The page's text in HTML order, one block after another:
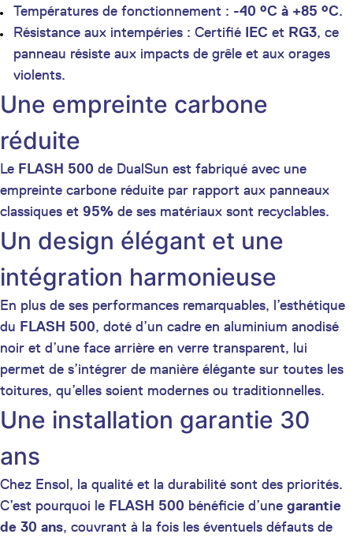
Températures de fonctionnement : -40 °C à +85 °C.
Résistance aux intempéries : Certifié IEC et RG3, ce
panneau résiste aux impacts de grêle et aux orages
violents.
Une empreinte carbone
réduite
Le FLASH 500 de DualSun est fabriqué avec une
empreinte carbone réduite par rapport aux panneaux
classiques et 95% de ses matériaux sont recyclables.
Un design élégant et une
intégration harmonieuse
En plus de ses performances remarquables, l’esthétique
du FLASH 500, doté d’un cadre en aluminium anodisé
noir et d’une face arrière en verre transparent, lui
permet de s’intégrer de manière élégante sur toutes les
toitures, qu’elles soient modernes ou traditionnelles.
Une installation garantie 30
ans
Chez Ensol, la qualité et la durabilité sont des priorités.
C’est pourquoi le FLASH 500 bénéficie d’une garantie
de 30 ans, couvrant à la fois les éventuels défauts de